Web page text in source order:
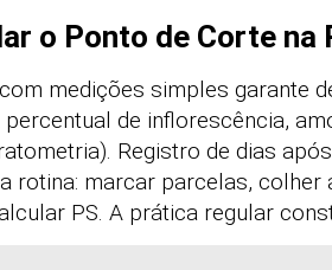
o Ponto de Corte na
medições simples garante
de inflorescência,
Registro de dias
rotina: marcar parcelas,
PS. A prática regular